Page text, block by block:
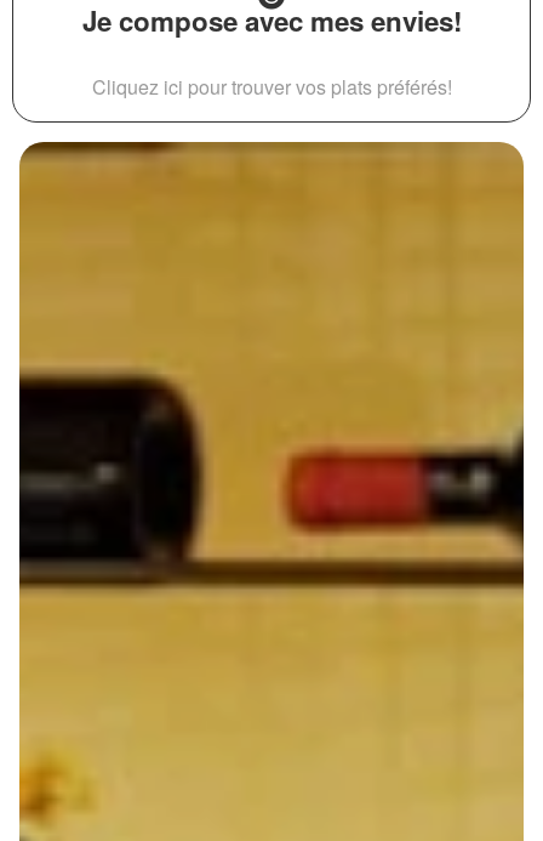
Je compose avec mes envies!
Cliquez ici pour trouver vos plats préférés!